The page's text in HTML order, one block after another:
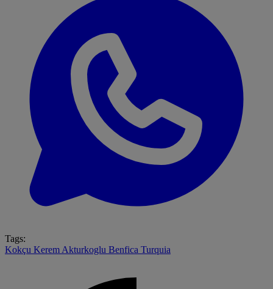
Tags:
Kokçu Kerem Akturkoglu Benfica Turquia